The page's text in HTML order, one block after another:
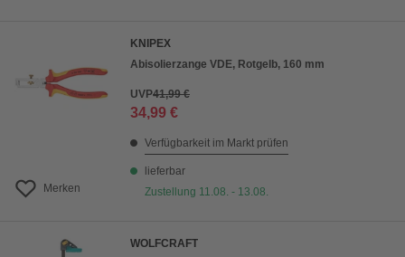
Merken
KNIPEX
Abisolierzange VDE, Rotgelb, 160 mm
UVP41,99 €
34,99 €
Verfügbarkeit im Markt prüfen
lieferbar
Zustellung 11.08. - 13.08.
WOLFCRAFT